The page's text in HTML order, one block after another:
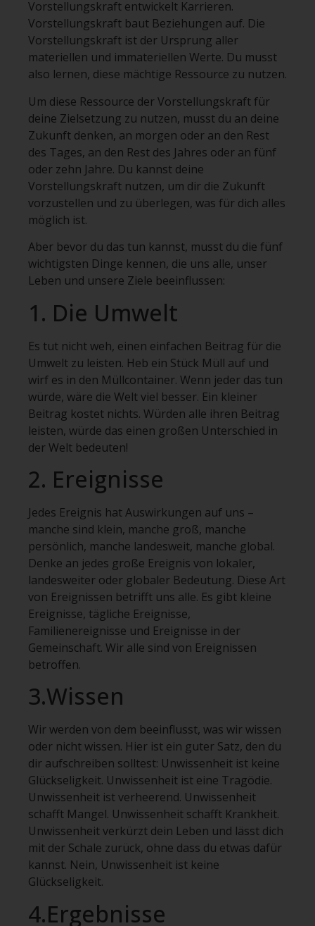
Vorstellungskraft entwickelt Karrieren.
Vorstellungskraft baut Beziehungen auf. Die
Vorstellungskraft ist der Ursprung aller
materiellen und immateriellen Werte. Du musst
also lernen, diese mächtige Ressource zu nutzen.
Um diese Ressource der Vorstellungskraft für
deine Zielsetzung zu nutzen, musst du an deine
Zukunft denken, an morgen oder an den Rest
des Tages, an den Rest des Jahres oder an fünf
oder zehn Jahre. Du kannst deine
Vorstellungskraft nutzen, um dir die Zukunft
vorzustellen und zu überlegen, was für dich alles
möglich ist.
Aber bevor du das tun kannst, musst du die fünf
wichtigsten Dinge kennen, die uns alle, unser
Leben und unsere Ziele beeinflussen:
1. Die Umwelt
Es tut nicht weh, einen einfachen Beitrag für die
Umwelt zu leisten. Heb ein Stück Müll auf und
wirf es in den Müllcontainer. Wenn jeder das tun
würde, wäre die Welt viel besser. Ein kleiner
Beitrag kostet nichts. Würden alle ihren Beitrag
leisten, würde das einen großen Unterschied in
der Welt bedeuten!
2. Ereignisse
Jedes Ereignis hat Auswirkungen auf uns –
manche sind klein, manche groß, manche
persönlich, manche landesweit, manche global.
Denke an jedes große Ereignis von lokaler,
landesweiter oder globaler Bedeutung. Diese Art
von Ereignissen betrifft uns alle. Es gibt kleine
Ereignisse, tägliche Ereignisse,
Familienereignisse und Ereignisse in der
Gemeinschaft. Wir alle sind von Ereignissen
betroffen.
3.Wissen
Wir werden von dem beeinflusst, was wir wissen
oder nicht wissen. Hier ist ein guter Satz, den du
dir aufschreiben solltest: Unwissenheit ist keine
Glückseligkeit. Unwissenheit ist eine Tragödie.
Unwissenheit ist verheerend. Unwissenheit
schafft Mangel. Unwissenheit schafft Krankheit.
Unwissenheit verkürzt dein Leben und lässt dich
mit der Schale zurück, ohne dass du etwas dafür
kannst. Nein, Unwissenheit ist keine
Glückseligkeit.
4.Ergebnisse